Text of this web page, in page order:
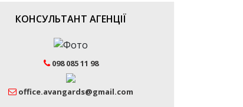
КОНСУЛЬТАНТ АГЕНЦІЇ
098 085 11 98
office.avangards@gmail.com